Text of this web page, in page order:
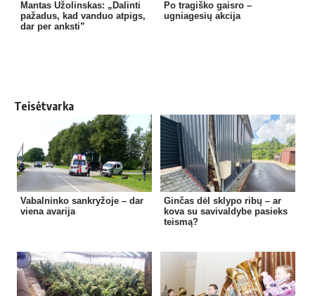
Mantas Užolinskas: „Dalinti
pažadus, kad vanduo atpigs,
dar per anksti”
Po tragiško gaisro –
ugniagesių akcija
Teisėtvarka
Vabalninko sankryžoje – dar
viena avarija
Ginčas dėl sklypo ribų – ar
kova su savivaldybe pasieks
teismą?